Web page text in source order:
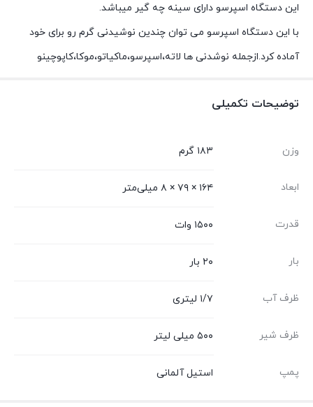
این دستگاه اسپرسو دارای سینه چه گیر میباشد.
با این دستگاه اسپرسو می توان چندین نوشیدنی گرم رو برای خود
آماده کرد.ازجمله نوشدنی ها لاته،اسپرسو،ماکیاتو،موکا،کاپوچینو
توضیحات تکمیلی
وزن ۱۸۳ گرم
ابعاد ۱۶۴ × ۷۹ × ۸ میلی‌متر
قدرت ۱۵۰۰ وات
بار ۲۰ بار
ظرف آب ۱/۷ لیتری
ظرف شیر ۵۰۰ میلی لیتر
پمپ استیل آلمانی